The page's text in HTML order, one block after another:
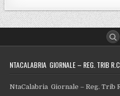
NTACALABRIA GIORNALE – REG. TRIB
NtaCalabria Giornale – Reg. Trib